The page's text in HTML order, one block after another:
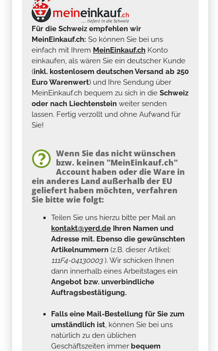
Für die Schweiz empfehlen wir
MeinEinkauf.ch: So können Sie bei uns
einfach mit Ihrem MeinEinkauf.ch Konto
einkaufen, als wären Sie ein deutscher Kunde
(inkl. kostenlosem deutschen Versand ab 250
Euro Warenwert) und Ihre Sendung über
MeinEinkauf.ch bequem zu sich in die Schweiz
oder nach Liechtenstein weiter senden
lassen. Fertig verzollt und ohne Aufwand für
Sie!
Wenn Sie das nicht wünschen
bzw. keinen "MeinEinkauf.ch"
Account haben oder die Ware in
ein anderes Land außerhalb der EU
geliefert haben möchten, verfahren
Sie bitte wie folgt:
Teilen Sie uns hierzu bitte per Mail an
kontakt@yerd.de Ihren Namen und
Adresse mit. Ebenso die gewünschten
Artikelnummern (z.B. dieser Artikel:
111F4-04130003). Wir schicken Ihnen
dann innerhalb eines Arbeitstages ein
Angebot bzw. unverbindliche
Auftragsbestätigung.
Falls eine Mail-Bestellung für Sie zum
umständlich ist, können Sie bei uns
natürlich zu den üblichen
Geschäftszeiten immer bequem